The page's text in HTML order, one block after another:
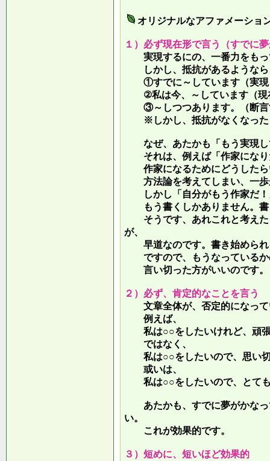
オリジナルなアファメーショ
１）必ず現在形で言う（すでに
実現するにの、一番力をもっ
しかし、抵抗があるような
①すでに～しています（実現
②私は今、～しています（現
③～しつつあります。（断言
※しかし、抵抗がなくなった
なぜ、あたかも「もう実現し
それは、例えば「作家になり
作家になるためにどうしたら
方法論を考えてしまい、一歩
しかし「自分がもう作家だ！
もう書くしかありません。書
そうです、あれこれと考えた
が、
早道なのです。書き始められ
ですので、もうなっているか
言い切った方がいいのです。
２）必ず、肯定的なことを言う
文章全体が、否定的になっ
例えば、
私は○○をしたいけれど、頑張
ではなく、
私は○○をしたいので、思い切
或いは、
私は○○をしたいので、とても
あたかも、すでに夢がかなっ
い。
これが効果的です。
３）短めに、短いほど効果的